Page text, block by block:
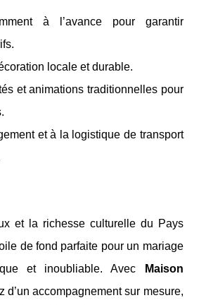
à l’avance pour garantir
locale et durable.
et animations traditionnelles pour
et à la logistique de transport
et la richesse culturelle du Pays
de fond parfaite pour un mariage
et inoubliable. Avec
Maison
d’un accompagnement sur mesure,